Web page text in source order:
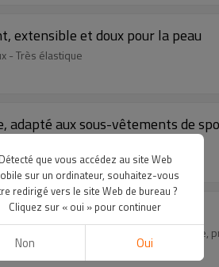
extensible et doux pour la peau
- Très élastique
adapté aux sous-vêtements de
- Doux - Très élastique
nylon -Produits fabriqués sur
Détecté que vous accédez au site Web
sur un ordinateur, souhaitez-vous
redirigé vers le site Web de bureau ?
Cliquez sur « oui » pour continuer
Non Oui